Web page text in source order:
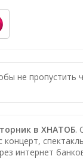
не
в ХНАТОБ.
интернет